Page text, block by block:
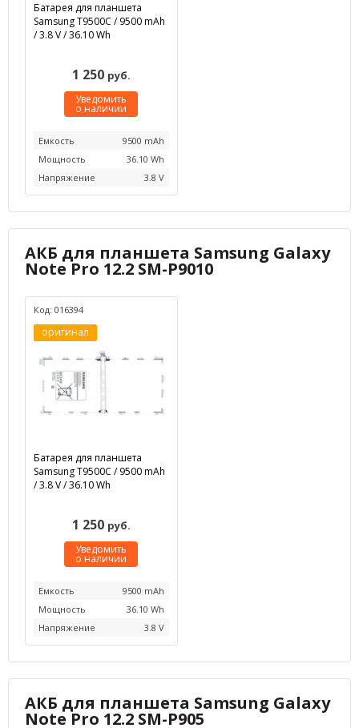
Батарея для планшета
Samsung T9500C / 9500 mAh
/ 3.8 V / 36.10 Wh
1 250 руб.
Уведомить
о наличии
Емкость
9500 mAh
Мощность
36.10 Wh
Напряжение
3.8 V
АКБ для планшета Samsung Galaxy
Note Pro 12.2 SM-P9010
Код: 016394
оригинал
Батарея для планшета
Samsung T9500C / 9500 mAh
/ 3.8 V / 36.10 Wh
1 250 руб.
Уведомить
о наличии
Емкость
9500 mAh
Мощность
36.10 Wh
Напряжение
3.8 V
АКБ для планшета Samsung Galaxy
Note Pro 12.2 SM-P905